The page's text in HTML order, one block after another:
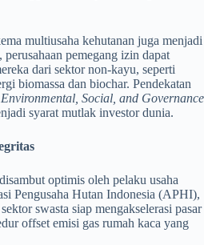
multiusaha kehutanan juga menjadi
pemegang izin dapat
dari sektor non-kayu, seperti
biomassa dan biochar. Pendekatan
Environmental, Social, and Governance
syarat mutlak investor dunia.
optimis oleh pelaku usaha
Pengusaha Hutan Indonesia (APHI),
swasta siap mengakselerasi pasar
offset emisi gas rumah kaca yang